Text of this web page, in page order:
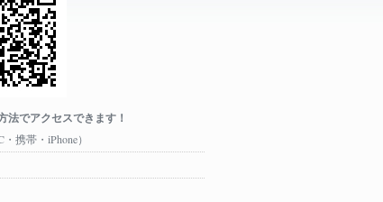
法でアクセスできます！
携帯・iPhone）